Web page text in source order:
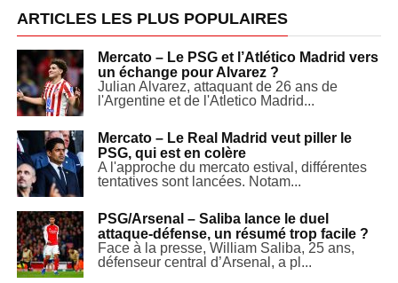
ARTICLES LES PLUS POPULAIRES
Mercato – Le PSG et l’Atlético Madrid vers
un échange pour Alvarez ?
Julian Alvarez, attaquant de 26 ans de
l'Argentine et de l'Atletico Madrid...
Mercato – Le Real Madrid veut piller le
PSG, qui est en colère
A l'approche du mercato estival, différentes
tentatives sont lancées. Notam...
PSG/Arsenal – Saliba lance le duel
attaque-défense, un résumé trop facile ?
Face à la presse, William Saliba, 25 ans,
défenseur central d’Arsenal, a pl...